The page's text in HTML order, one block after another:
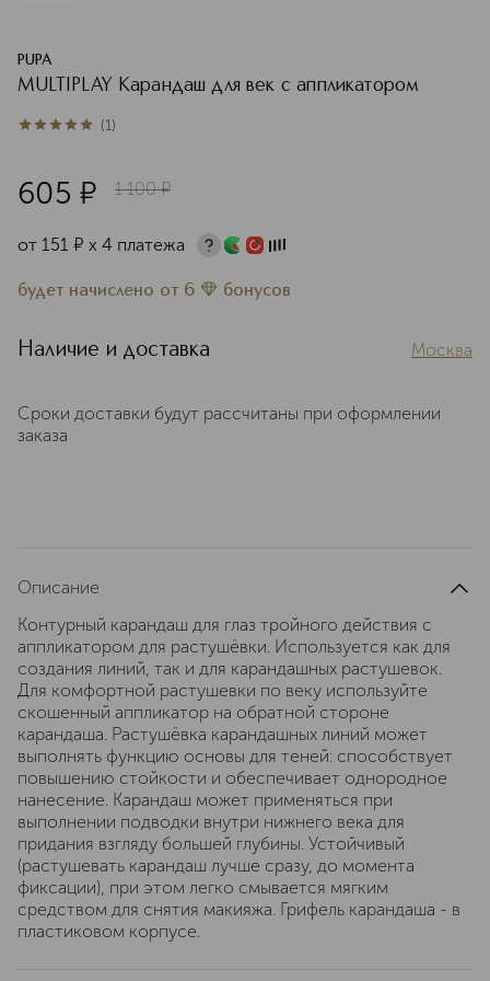
PUPA
MULTIPLAY Карандаш для век с аппликатором
5из 51 (1)
605 ¤ 1 100 ¤
от 151 ¤ х 4 платежа
будет начислено от 6 бонусов
Наличие и доставка Москва
Сроки доставки будут рассчитаны при оформлении
заказа
Описание
Контурный карандаш для глаз тройного действия с
аппликатором для растушёвки. Используется как для
создания линий, так и для карандашных растушевок.
Для комфортной растушевки по веку используйте
скошенный аппликатор на обратной стороне
карандаша. Растушёвка карандашных линий может
выполнять функцию основы для теней: способствует
повышению стойкости и обеспечивает однородное
нанесение. Карандаш может применяться при
выполнении подводки внутри нижнего века для
придания взгляду большей глубины. Устойчивый
(растушевать карандаш лучше сразу, до момента
фиксации), при этом легко смывается мягким
средством для снятия макияжа. Грифель карандаша - в
пластиковом корпусе.